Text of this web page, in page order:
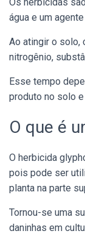
Os herbicidas
água e um
Ao atingir o solo,
nitrogênio,
Esse tempo
produto no solo
O que é
O herbicida
pois pode ser
planta na parte
Tornou-se uma
daninhas em